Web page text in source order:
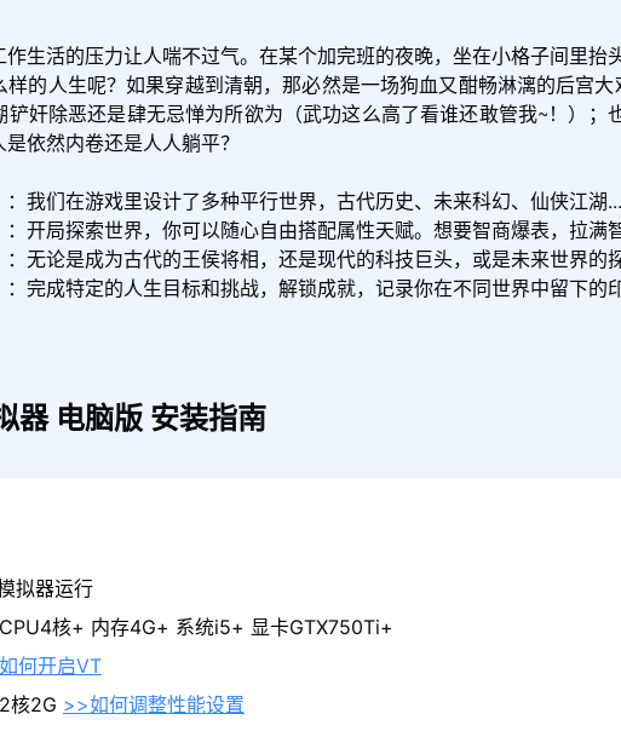
生活的压力让人喘不过气。在某个加完班的夜晚，坐在小格子间里
的人生呢？如果穿越到清朝，那必然是一场狗血又酣畅淋漓的后宫
奸除恶还是肆无忌惮为所欲为（武功这么高了看谁还敢管我~！）
依然内卷还是人人躺平？
：我们在游戏里设计了多种平行世界，古代历史、未来科幻、仙侠江湖
：开局探索世界，你可以随心自由搭配属性天赋。想要智商爆表，拉满
：无论是成为古代的王侯将相，还是现代的科技巨头，或是未来世界的
：完成特定的人生目标和挑战，解锁成就，记录你在不同世界中留下的
器 电脑版 安装指南
拟器运行
核+ 内存4G+ 系统i5+ 显卡GTX750Ti+
何开启VT
核2G >>如何调整性能设置